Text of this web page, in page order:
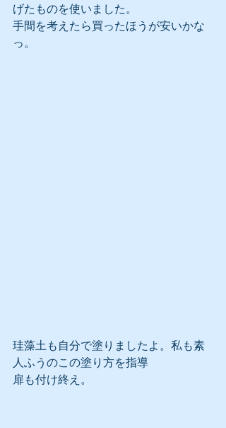
げたものを使いました。
手間を考えたら買ったほうが安いかな
っ。
珪藻土も自分で塗りましたよ。私も素
人ふうのこの塗り方を指導
扉も付け終え。